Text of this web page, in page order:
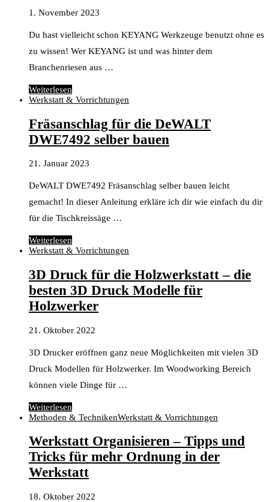
1. November 2023
Du hast vielleicht schon KEYANG Werkzeuge benutzt ohne es
zu wissen! Wer KEYANG ist und was hinter dem
Branchenriesen aus …
Weiterlesen
Werkstatt & Vorrichtungen
Fräsanschlag für die DeWALT
DWE7492 selber bauen
21. Januar 2023
DeWALT DWE7492 Fräsanschlag selber bauen leicht
gemacht! In dieser Anleitung erkläre ich dir wie einfach du dir
für die Tischkreissäge …
Weiterlesen
Werkstatt & Vorrichtungen
3D Druck für die Holzwerkstatt – die
besten 3D Druck Modelle für
Holzwerker
21. Oktober 2022
3D Drucker eröffnen ganz neue Möglichkeiten mit vielen 3D
Druck Modellen für Holzwerker. Im Woodworking Bereich
können viele Dinge für …
Weiterlesen
Methoden & TechnikenWerkstatt & Vorrichtungen
Werkstatt Organisieren – Tipps und
Tricks für mehr Ordnung in der
Werkstatt
18. Oktober 2022